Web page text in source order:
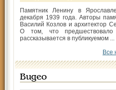
Памятник Ленину в
декабря 1939 года. Авторы
Василий Козлов и архитектор
О том, что
рассказывается в публикуемом ...
Все
Видео